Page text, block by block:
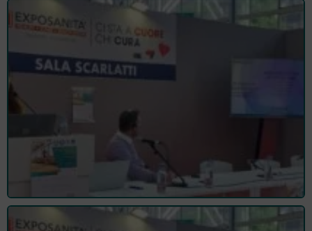
HOME
ORDINE